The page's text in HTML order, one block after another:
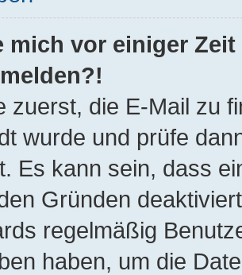
mich vor einiger
zuerst, die E-Mail zu
wurde und prüfe
Es kann sein, dass
Gründen
regelmäßig
haben, um die